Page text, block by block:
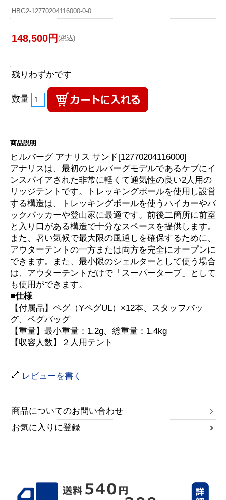
HBG2-12770204116000-0-0
148,500円 (税込)
残りわずかです
数量
商品説明
ヒルバーグ アナリス サンド[12770204116000]
アナリスは、最初のヒルバーグモデルであるケブにイ
ンスパイアされた非常に軽くて通気性の良い2人用の
リッジテントです。トレッキングポールを使用し設営
する構造は、トレッキングポールを使うハイカーやバ
ックパッカーや登山家に最適です。前後二箇所に前室
と入り口がある構造で十分なスペースを提供します。
また、暑い気候で最大限の風通しを確保するために、
アウターテントの一方または両方を完全にオープンに
できます。また、最小限のシェルターとして使う場合
は、アウターテントだけで「スーパータープ」として
も使用ができます。
■仕様
【付属品】ペグ（YペグUL）×12本、スタッフバッ
グ、ペグバッグ
【重量】最小重量：1.2g、総重量：1.4kg
【収容人数】２人用テント
レビューを書く
商品についてのお問い合わせ
お気に入りに登録